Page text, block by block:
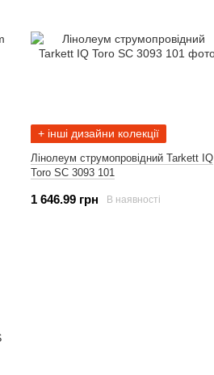
+ інші дизайни колекції
Лінолеум струмопровідний Tarkett IQ
Toro SC 3093 101
1 646.99 грн В наявності